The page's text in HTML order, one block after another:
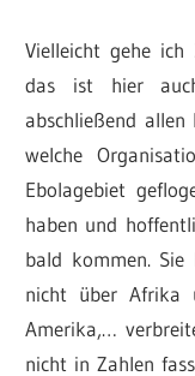
Vielleicht gehe
das ist hier
abschließend
welche
Ebolagebiet
haben und
bald kommen. Sie
nicht über Afrika
Amerika,…
nicht in Zahlen